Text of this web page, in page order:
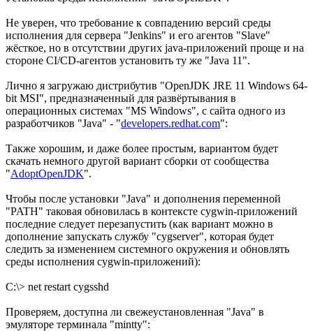
Не уверен, что требование к совпадению версий среды
исполнения для сервера "Jenkins" и его агентов "Slave"
жёсткое, но в отсутствии других java-приложений проще и на
стороне CI/CD-агентов установить ту же "Java 11".
Лично я загружаю дистрибутив "OpenJDK JRE 11 Windows 64-
bit MSI", предназначенный для развёртывания в
операционных системах "MS Windows", с сайта одного из
разработчиков "Java" - "developers.redhat.com":
Также хорошим, и даже более простым, вариантом будет
скачать немного другой вариант сборки от сообщества
"AdoptOpenJDK".
Чтобы после установки "Java" и дополнения переменной
"PATH" таковая обновилась в контексте cygwin-приложений
последние следует перезапустить (как вариант можно в
дополнение запускать службу "cygserver", которая будет
следить за изменением системного окружения и обновлять
среды исполнения cygwin-приложений):
C:\> net restart cygsshd
Проверяем, доступна ли свежеустановленная "Java" в
эмуляторе терминала "mintty":